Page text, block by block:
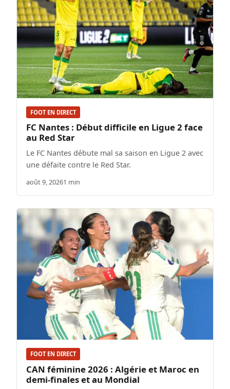
FOOT EN DIRECT
FC Nantes : Début difficile en Ligue 2 face
au Red Star
Le FC Nantes débute mal sa saison en Ligue 2 avec
une défaite contre le Red Star.
août 9, 20261 min
FOOT EN DIRECT
CAN féminine 2026 : Algérie et Maroc en
demi-finales et au Mondial